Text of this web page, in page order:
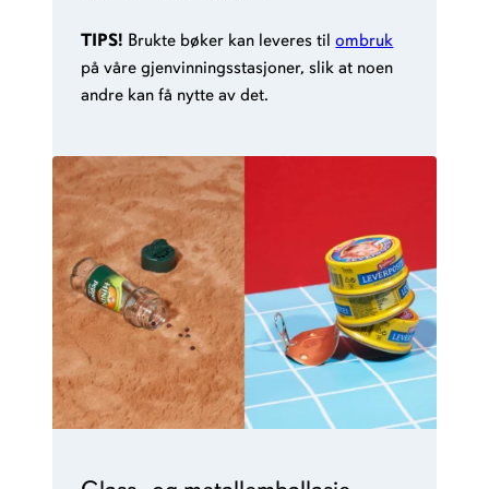
TIPS! Brukte bøker kan leveres tilombruk
på våre gjenvinningsstasjoner, slik at noen
andre kan få nytte av det.